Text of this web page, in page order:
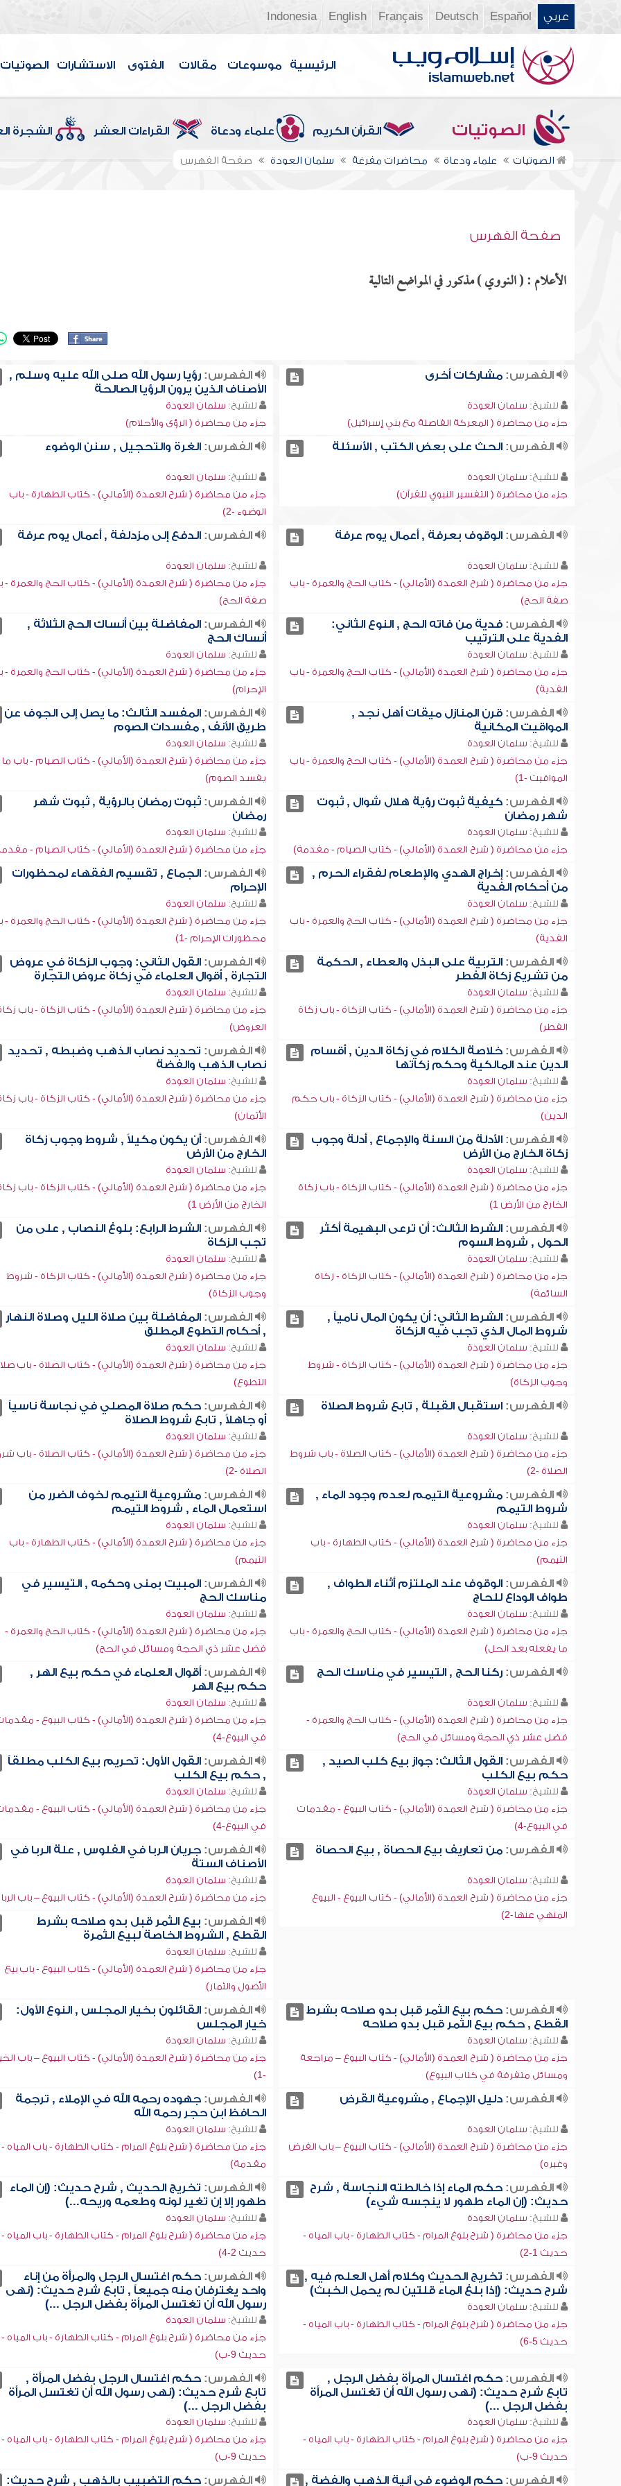
عربي Español
Deutsch
Français
English
Indonesia
الرئيسية موسوعات مقالات الفتوى الاستشارات الصوتيات
الصوتيات القرآن الكريم علماء ودعاة القراءات العشر الشجرة
الصوتيات علماء ودعاة محاضرات مفرغة سلمان العودة صفحة الفهرس
صفحة الفهرس
الأعلام : ( النووي ) مذكور في المواضع التالية
الفهرس:مشاركات أخرى
للشيخ: سلمان العودة
جزء من محاضرة ( المعركة الفاصلة مع بني إسرائيل)
الفهرس: رؤيا رسول الله صلى الله عليه وسلم ,
الأصناف الذين يرون الرؤيا الصالحة
للشيخ: سلمان العودة
جزء من محاضرة ( الرؤى والأحلام)
الفهرس:الحث على بعض الكتب , الأسئلة
للشيخ: سلمان العودة
جزء من محاضرة ( التفسير النبوي للقرآن)
الفهرس: الغرة والتحجيل , سنن الوضوء
للشيخ: سلمان العودة
جزء من محاضرة ( شرح العمدة (الأمالي) - كتاب الطهارة - باب
الوضوء -2)
الفهرس:الوقوف بعرفة , أعمال يوم عرفة
للشيخ: سلمان العودة
جزء من محاضرة ( شرح العمدة (الأمالي) - كتاب الحج والعمرة - باب
صفة الحج)
الفهرس: الدفع إلى مزدلفة , أعمال يوم عرفة
للشيخ: سلمان العودة
جزء من محاضرة ( شرح العمدة (الأمالي) - كتاب الحج والعمرة -
صفة الحج)
الفهرس:فدية من فاته الحج , النوع الثاني:
الفدية على الترتيب
للشيخ: سلمان العودة
جزء من محاضرة ( شرح العمدة (الأمالي) - كتاب الحج والعمرة - باب
الفدية)
الفهرس: المفاضلة بين أنساك الحج الثلاثة ,
أنساك الحج
للشيخ: سلمان العودة
جزء من محاضرة ( شرح العمدة (الأمالي) - كتاب الحج والعمرة -
الإحرام)
الفهرس:قرن المنازل ميقات أهل نجد ,
المواقيت المكانية
للشيخ: سلمان العودة
جزء من محاضرة ( شرح العمدة (الأمالي) - كتاب الحج والعمرة - باب
المواقيت -1)
الفهرس: المفسد الثالث: ما يصل إلى الجوف عن
طريق الأنف , مفسدات الصوم
للشيخ: سلمان العودة
جزء من محاضرة ( شرح العمدة (الأمالي) - كتاب الصيام - باب ما
يفسد الصوم)
الفهرس:كيفية ثبوت رؤية هلال شوال , ثبوت
شهر رمضان
للشيخ: سلمان العودة
جزء من محاضرة ( شرح العمدة (الأمالي) - كتاب الصيام - مقدمة)
الفهرس: ثبوت رمضان بالرؤية , ثبوت شهر
رمضان
للشيخ: سلمان العودة
جزء من محاضرة ( شرح العمدة (الأمالي) - كتاب الصيام -
الفهرس:إخراج الهدي والإطعام لفقراء الحرم ,
من أحكام الفدية
للشيخ: سلمان العودة
جزء من محاضرة ( شرح العمدة (الأمالي) - كتاب الحج والعمرة - باب
الفدية)
الفهرس: الجماع , تقسيم الفقهاء لمحظورات
الإحرام
للشيخ: سلمان العودة
جزء من محاضرة ( شرح العمدة (الأمالي) - كتاب الحج والعمرة -
محظورات الإحرام -1)
الفهرس:التربية على البذل والعطاء , الحكمة
من تشريع زكاة الفطر
للشيخ: سلمان العودة
جزء من محاضرة ( شرح العمدة (الأمالي) - كتاب الزكاة - باب زكاة
الفطر)
الفهرس: القول الثاني: وجوب الزكاة في عروض
التجارة , أقوال العلماء في زكاة عروض التجارة
للشيخ: سلمان العودة
جزء من محاضرة ( شرح العمدة (الأمالي) - كتاب الزكاة - باب
العروض)
الفهرس:خلاصة الكلام في زكاة الدين , أقسام
الدين عند المالكية وحكم زكاتها
للشيخ: سلمان العودة
جزء من محاضرة ( شرح العمدة (الأمالي) - كتاب الزكاة - باب حكم
الدين)
الفهرس: تحديد نصاب الذهب وضبطه , تحديد
نصاب الذهب والفضة
للشيخ: سلمان العودة
جزء من محاضرة ( شرح العمدة (الأمالي) - كتاب الزكاة - باب
الأثمان)
الفهرس:الأدلة من السنة والإجماع , أدلة وجوب
زكاة الخارج من الأرض
للشيخ: سلمان العودة
جزء من محاضرة ( شرح العمدة (الأمالي) - كتاب الزكاة - باب زكاة
الخارج من الأرض 1)
الفهرس: أن يكون مكيلاً , شروط وجوب زكاة
الخارج من الأرض
للشيخ: سلمان العودة
جزء من محاضرة ( شرح العمدة (الأمالي) - كتاب الزكاة - باب
الخارج من الأرض 1)
الفهرس:الشرط الثالث: أن ترعى البهيمة أكثر
الحول , شروط السوم
للشيخ: سلمان العودة
جزء من محاضرة ( شرح العمدة (الأمالي) - كتاب الزكاة - زكاة
السائمة)
الفهرس: الشرط الرابع: بلوغ النصاب , على من
تجب الزكاة
للشيخ: سلمان العودة
جزء من محاضرة ( شرح العمدة (الأمالي) - كتاب الزكاة - شروط
وجوب الزكاة)
الفهرس:الشرط الثاني: أن يكون المال نامياً ,
شروط المال الذي تجب فيه الزكاة
للشيخ: سلمان العودة
جزء من محاضرة ( شرح العمدة (الأمالي) - كتاب الزكاة - شروط
وجوب الزكاة)
الفهرس: المفاضلة بين صلاة الليل وصلاة النهار
, أحكام التطوع المطلق
للشيخ: سلمان العودة
جزء من محاضرة ( شرح العمدة (الأمالي) - كتاب الصلاة - باب
التطوع)
الفهرس:استقبال القبلة , تابع شروط الصلاة
للشيخ: سلمان العودة
جزء من محاضرة ( شرح العمدة (الأمالي) - كتاب الصلاة - باب شروط
الصلاة -2)
الفهرس: حكم صلاة المصلي في نجاسة ناسياً
أو جاهلاً , تابع شروط الصلاة
للشيخ: سلمان العودة
جزء من محاضرة ( شرح العمدة (الأمالي) - كتاب الصلاة - باب
الصلاة -2)
الفهرس:مشروعية التيمم لعدم وجود الماء ,
شروط التيمم
للشيخ: سلمان العودة
جزء من محاضرة ( شرح العمدة (الأمالي) - كتاب الطهارة - باب
التيمم)
الفهرس: مشروعية التيمم لخوف الضرر من
استعمال الماء , شروط التيمم
للشيخ: سلمان العودة
جزء من محاضرة ( شرح العمدة (الأمالي) - كتاب الطهارة - باب
التيمم)
الفهرس:الوقوف عند الملتزم أثناء الطواف ,
طواف الوداع للحاج
للشيخ: سلمان العودة
جزء من محاضرة ( شرح العمدة (الأمالي) - كتاب الحج والعمرة - باب
ما يفعله بعد الحل)
الفهرس: المبيت بمنى وحكمه , التيسير في
مناسك الحج
للشيخ: سلمان العودة
جزء من محاضرة ( شرح العمدة (الأمالي) - كتاب الحج والعمرة -
فضل عشر ذي الحجة ومسائل في الحج)
الفهرس:ركنا الحج , التيسير في مناسك الحج
للشيخ: سلمان العودة
جزء من محاضرة ( شرح العمدة (الأمالي) - كتاب الحج والعمرة -
فضل عشر ذي الحجة ومسائل في الحج)
الفهرس: أقوال العلماء في حكم بيع الهر ,
حكم بيع الهر
للشيخ: سلمان العودة
جزء من محاضرة ( شرح العمدة (الأمالي) - كتاب البيوع -
في البيوع-4)
الفهرس:القول الثالث: جواز بيع كلب الصيد ,
حكم بيع الكلب
للشيخ: سلمان العودة
جزء من محاضرة ( شرح العمدة (الأمالي) - كتاب البيوع - مقدمات
في البيوع-4)
الفهرس: القول الأول: تحريم بيع الكلب مطلقاً
, حكم بيع الكلب
للشيخ: سلمان العودة
جزء من محاضرة ( شرح العمدة (الأمالي) - كتاب البيوع -
في البيوع-4)
الفهرس:من تعاريف بيع الحصاة , بيع الحصاة
للشيخ: سلمان العودة
جزء من محاضرة ( شرح العمدة (الأمالي) - كتاب البيوع - البيوع
المنهي عنها-2)
الفهرس: جريان الربا في الفلوس , علة الربا في
الأصناف الستة
للشيخ: سلمان العودة
جزء من محاضرة ( شرح العمدة (الأمالي) - كتاب البيوع – باب الربا -
الفهرس: بيع الثمر قبل بدو صلاحه بشرط
القطع , الشروط الخاصة لبيع الثمرة
للشيخ: سلمان العودة
جزء من محاضرة ( شرح العمدة (الأمالي) - كتاب البيوع - باب بيع
الأصول والثمار)
الفهرس:حكم بيع الثمر قبل بدو صلاحه بشرط
القطع , حكم بيع الثمر قبل بدو صلاحه
للشيخ: سلمان العودة
جزء من محاضرة ( شرح العمدة (الأمالي) - كتاب البيوع – مراجعة
ومسائل متفرقة في كتاب البيوع)
الفهرس: القائلون بخيار المجلس , النوع الأول:
خيار المجلس
للشيخ: سلمان العودة
جزء من محاضرة ( شرح العمدة (الأمالي) - كتاب البيوع – باب
-1)
الفهرس:دليل الإجماع , مشروعية القرض
للشيخ: سلمان العودة
جزء من محاضرة ( شرح العمدة (الأمالي) - كتاب البيوع – باب القرض
وغيره)
الفهرس: جهوده رحمه الله في الإملاء , ترجمة
الحافظ ابن حجر رحمه الله
للشيخ: سلمان العودة
جزء من محاضرة ( شرح بلوغ المرام - كتاب الطهارة - باب المياه -
مقدمة)
الفهرس:حكم الماء إذا خالطته النجاسة , شرح
حديث: (إن الماء طهور لا ينجسه شيء)
للشيخ: سلمان العودة
جزء من محاضرة ( شرح بلوغ المرام - كتاب الطهارة - باب المياه -
حديث 1-2)
الفهرس: تخريج الحديث , شرح حديث: (إن الماء
طهور إلا إن تغير لونه وطعمه وريحه...)
للشيخ: سلمان العودة
جزء من محاضرة ( شرح بلوغ المرام - كتاب الطهارة - باب المياه -
حديث 2-4)
الفهرس: تخريج الحديث وكلام أهل العلم فيه ,
شرح حديث: (إذا بلغ الماء قلتين لم يحمل الخبث)
للشيخ: سلمان العودة
جزء من محاضرة ( شرح بلوغ المرام - كتاب الطهارة - باب المياه -
حديث 5-6)
الفهرس: حكم اغتسال الرجل والمرأة من إناء
واحد يغترفان منه جميعاً , تابع شرح حديث: (نهى
رسول الله أن تغتسل المرأة بفضل الرجل ...)
للشيخ: سلمان العودة
جزء من محاضرة ( شرح بلوغ المرام - كتاب الطهارة - باب المياه -
حديث 9-ب)
الفهرس:حكم اغتسال المرأة بفضل الرجل ,
تابع شرح حديث: (نهى رسول الله أن تغتسل المرأة
بفضل الرجل ...)
للشيخ: سلمان العودة
جزء من محاضرة ( شرح بلوغ المرام - كتاب الطهارة - باب المياه -
حديث 9-ب)
الفهرس: حكم اغتسال الرجل بفضل المرأة ,
تابع شرح حديث: (نهى رسول الله أن تغتسل المرأة
بفضل الرجل ...)
للشيخ: سلمان العودة
جزء من محاضرة ( شرح بلوغ المرام - كتاب الطهارة - باب المياه -
حديث 9-ب)
الفهرس:حكم الوضوء في آنية الذهب والفضة , الفهرس: حكم التضبيب بالذهب , شرح حديث: